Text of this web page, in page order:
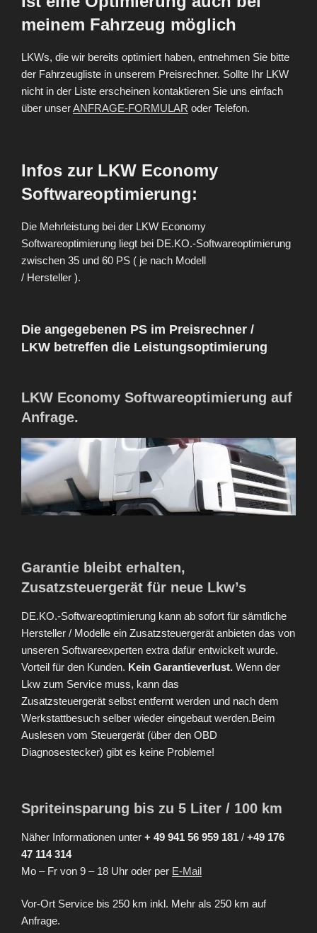
meinem Fahrzeug möglich
LKWs, die wir bereits optimiert haben, entnehmen Sie bitte
der Fahrzeugliste in unserem Preisrechner. Sollte Ihr LKW
nicht in der Liste erscheinen kontaktieren Sie uns einfach
über unserANFRAGE-FORMULAR oder Telefon.
Infos zur LKW Economy
Softwareoptimierung:
Die Mehrleistung bei der LKW Economy
Softwareoptimierung liegt bei DE.KO.-Softwareoptimierung
zwischen 35 und 60 PS ( je nach Modell
/ Hersteller ).
Die angegebenen PS im Preisrechner /
LKW betreffen die Leistungsoptimierung
LKW Economy Softwareoptimierung auf
Anfrage.
Garantie bleibt erhalten,
Zusatzsteuergerät für neue Lkw’s
DE.KO.-Softwareoptimierung kann ab sofort für sämtliche
Hersteller / Modelle ein Zusatzsteuergerät anbieten das von
unseren Softwareexperten extra dafür entwickelt wurde.
Vorteil für den Kunden. Kein Garantieverlust. Wenn der
Lkw zum Service muss, kann das
Zusatzsteuergerät selbst entfernt werden und nach dem
Werkstattbesuch selber wieder eingebaut werden.Beim
Auslesen vom Steuergerät (über den OBD
Diagnosestecker) gibt es keine Probleme!
Spriteinsparung bis zu 5 Liter / 100 km
Näher Informationen unter + 49 941 56 959 181 / +49 176
47 114 314
Mo – Fr von 9 – 18 Uhr oder per E-Mail
Vor-Ort Service bis 250 km inkl. Mehr als 250 km auf
Anfrage.